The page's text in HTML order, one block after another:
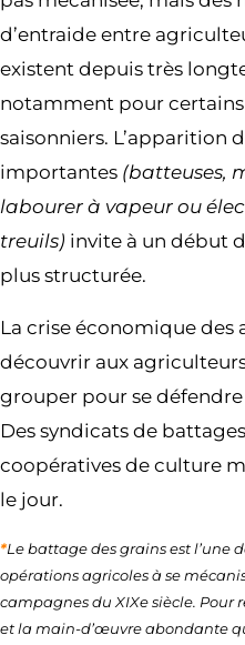
d’entraide entre
existent depuis très
notamment pour
saisonniers. L’apparition
importantes (batteuses,
labourer à vapeur ou
treuils) invite à un début
plus structurée.
La crise économique des
découvrir aux
grouper pour se défendre
Des syndicats de battages
coopératives de culture
le jour.
*Le battage des grains est l’une
opérations agricoles à se
campagnes du XIXe siècle. Pour
et la main-d’œuvre abondante